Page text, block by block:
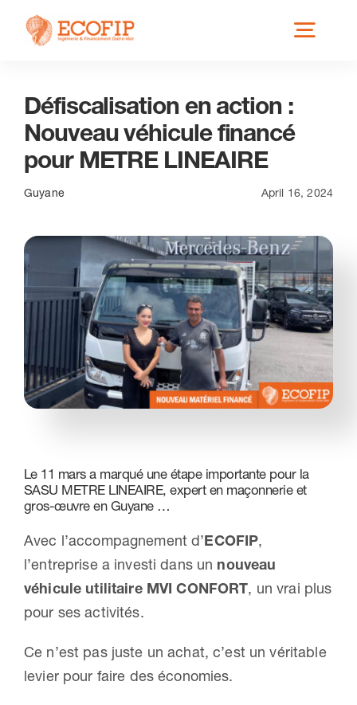
Skip
Qui est ECOFIP ?
Nos Services
Secteurs éligibles
Actus
Nous contacter
Défiscalisation en action :
Nouveau véhicule financé
pour METRE LINEAIRE
Guyane April 16, 2024
Le 11 mars a marqué une étape importante pour la
SASU METRE LINEAIRE, expert en maçonnerie et
gros-œuvre en Guyane …
Avec l’accompagnement d’ECOFIP,
l’entreprise a investi dans un nouveau
véhicule utilitaire MVI CONFORT, un vrai plus
pour ses activités.
Ce n’est pas juste un achat, c’est un véritable
levier pour faire des économies.